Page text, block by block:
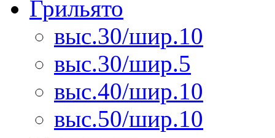
Грильято
выс.30/шир.10
выс.30/шир.5
выс.40/шир.10
выс.50/шир.10